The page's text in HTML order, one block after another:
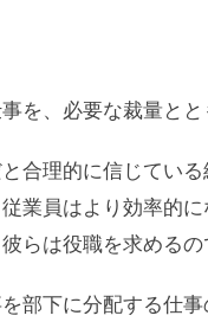
を、必要な裁量とと
合理的に信じてい
業員はより効率的
らは役職を求めるの
部下に分配する仕